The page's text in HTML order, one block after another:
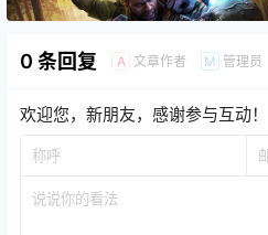
0 条回复 A 文章作者 M 管理员
欢迎您，新朋友，感谢参与互动！